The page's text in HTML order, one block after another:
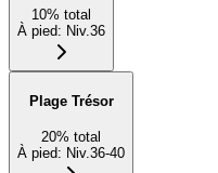
10% total
À pied: Niv.36
Plage Trésor
20% total
À pied: Niv.36-40